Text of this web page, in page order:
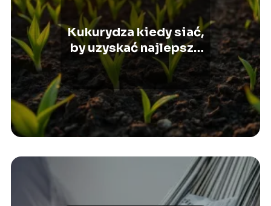
Kukurydza kiedy siać,
by uzyskać najlepsze
plony?